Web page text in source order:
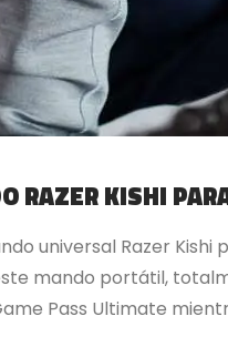
RAZER KISHI
universal Razer
mando portátil,
Pass Ultimate